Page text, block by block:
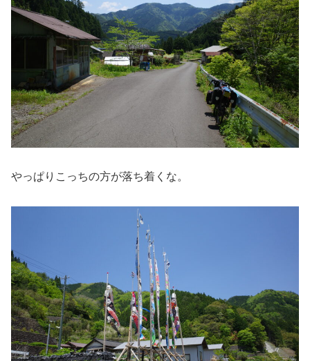
やっぱりこっちの方が落ち着くな。